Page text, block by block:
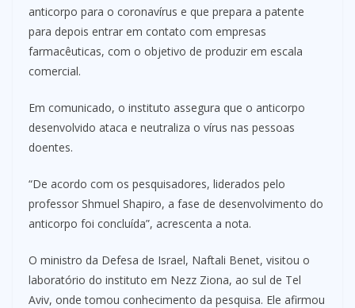
anticorpo para o coronavírus e que prepara a patente
para depois entrar em contato com empresas
farmacêuticas, com o objetivo de produzir em escala
comercial.
Em comunicado, o instituto assegura que o anticorpo
desenvolvido ataca e neutraliza o vírus nas pessoas
doentes.
“De acordo com os pesquisadores, liderados pelo
professor Shmuel Shapiro, a fase de desenvolvimento do
anticorpo foi concluída”, acrescenta a nota.
O ministro da Defesa de Israel, Naftali Benet, visitou o
laboratório do instituto em Nezz Ziona, ao sul de Tel
Aviv, onde tomou conhecimento da pesquisa. Ele afirmou